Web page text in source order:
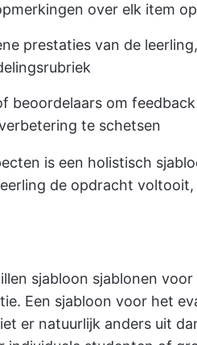
over elk item
prestaties van de
beoordelaars om
te schetsen
is een holistisch
de opdracht
sjabloon sjablonen
Een sjabloon voor het
er natuurlijk anders uit